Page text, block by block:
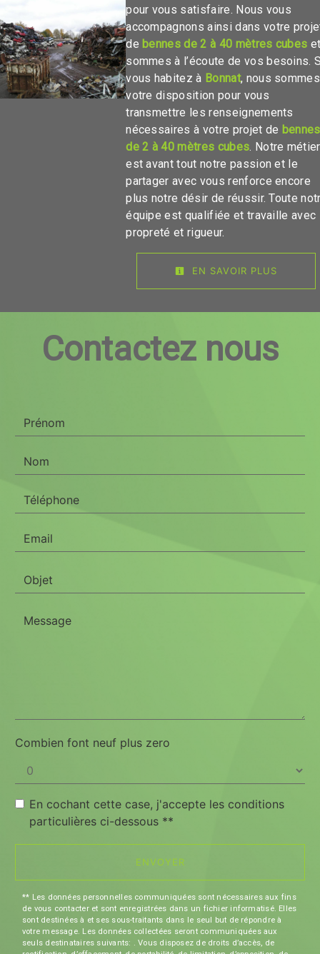
pour vous satisfaire. Nous vous
accompagnons ainsi dans votre
de bennes de 2 à 40 mètres cubes
sommes à l’écoute de vos besoins.
vous habitez à Bonnat, nous
votre disposition pour vous
transmettre les renseignements
nécessaires à votre projet de bennes
de 2 à 40 mètres cubes. Notre métier
est avant tout notre passion et le
partager avec vous renforce encore
plus notre désir de réussir. Toute
équipe est qualifiée et travaille avec
propreté et rigueur.
EN SAVOIR PLUS
Contactez nous
Combien font neuf plus zero
En cochant cette case, j'accepte les conditions
particulières ci-dessous **
ENVOYER
** Les données personnelles communiquées sont nécessaires aux fins
de vous contacter et sont enregistrées dans un fichier informatisé. Elles
sont destinées à et ses sous-traitants dans le seul but de répondre à
votre message. Les données collectées seront communiquées aux
seuls destinataires suivants: . Vous disposez de droits d’accès, de